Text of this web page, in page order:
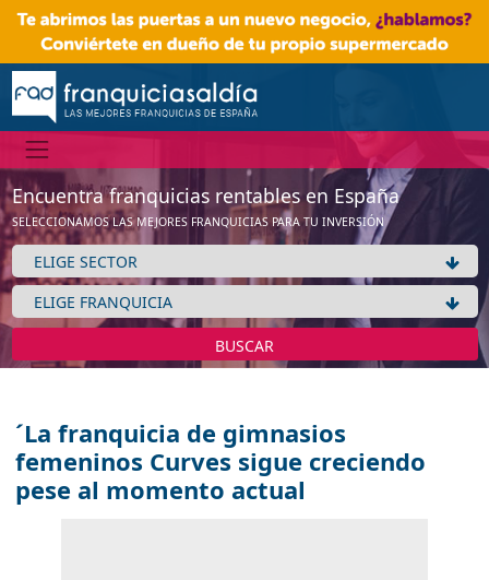
Encuentra franquicias rentables en España
SELECCIONAMOS LAS MEJORES FRANQUICIAS PARA TU INVERSIÓN
BUSCAR
´La franquicia de gimnasios
femeninos Curves sigue creciendo
pese al momento actual